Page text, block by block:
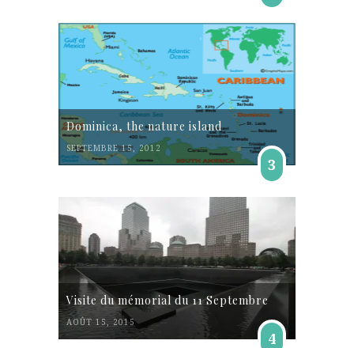
Dominica, the nature island
SEPTEMBRE 15, 2012
3
Visite du mémorial du 11 Septembre
AOÛT 15, 2015
4